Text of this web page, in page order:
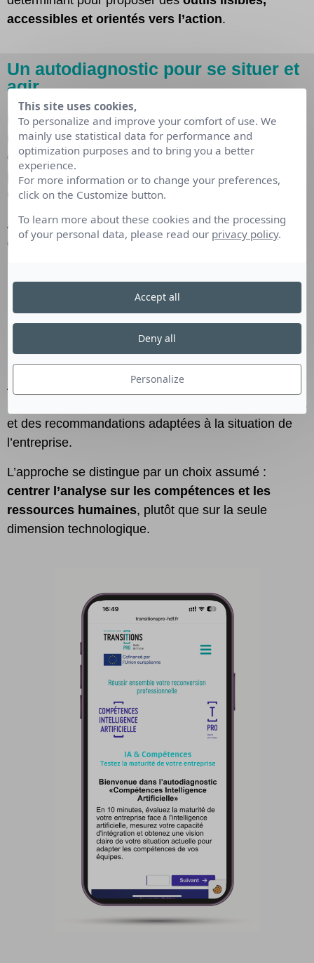
accessibles et orientés vers l’action.
Un autodiagnostic pour se situer et
agir
Dans un environnement encore incertain pour de
nombreuses organisations, l’un des premiers besoins
consiste àobjectiver sa situation. C’est
précisément la vocation de l’outil d’autodiagnostic
Compétences IA.
Accessible gratuitement et conçu pour être réalisé en
quelques minutes, cet outil permet aux entreprises :
l’intelligence artificielle
D’analyser leur positionnement selon plusieurs
compétences, données, métiers)
D’obtenir unprofil clair et structuré
Au-delà du diagnostic, l’outil propose un
, incluant des pistes d’actions concrètes
et des recommandations adaptées à la situation de
l’entreprise.
L’approche se distingue par un choix assumé :
centrer l’analyse sur les compétences et les
ressources humaines, plutôt que sur la seule
dimension technologique.
This site uses cookies,
To personalize and improve your comfort of use. We
mainly use statistical data for performance and
optimization purposes and to bring you a better
experience.
For more information or to change your preferences,
click on the Customize button.
To learn more about these cookies and the processing
of your personal data, please read our privacy policy.
Personalize
Deny all
Accept all